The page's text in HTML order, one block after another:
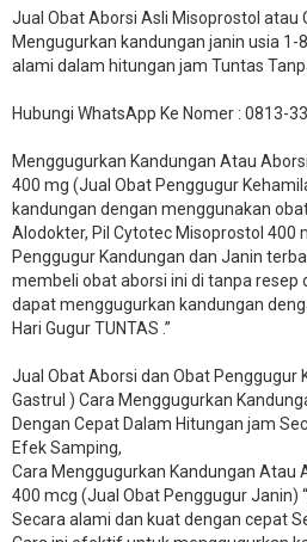
Jual Obat Aborsi Asli Misoprostol atau
Mengugurkan kandungan janin usia 1-
alami dalam hitungan jam Tuntas
Hubungi WhatsApp Ke Nomer : 0813-
Menggugurkan Kandungan Atau
400 mg (Jual Obat Penggugur
kandungan dengan menggunakan
Alodokter, Pil Cytotec Misoprostol 400
Penggugur Kandungan dan Janin
membeli obat aborsi ini di tanpa resep
dapat menggugurkan kandungan
Hari Gugur TUNTAS .”
Jual Obat Aborsi dan Obat Penggugur
Gastrul ) Cara Menggugurkan
Dengan Cepat Dalam Hitungan jam
Efek Samping,
Cara Menggugurkan Kandungan Atau
400 mcg (Jual Obat Penggugur Janin)
Secara alami dan kuat dengan cepat